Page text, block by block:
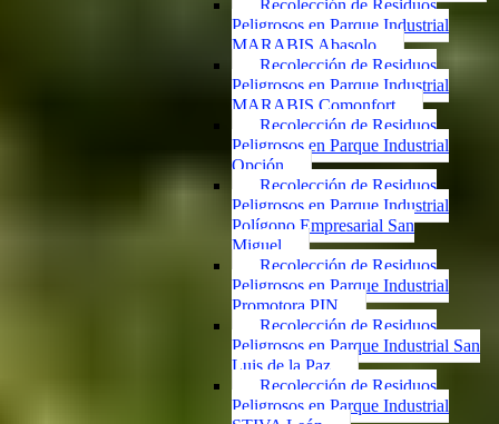
Recolección de Residuos
Peligrosos en Parque Industrial
MARABIS Abasolo
Recolección de Residuos
Peligrosos en Parque Industrial
MARABIS Comonfort
Recolección de Residuos
Peligrosos en Parque Industrial
Opción
Recolección de Residuos
Peligrosos en Parque Industrial
Polígono Empresarial San
Miguel
Recolección de Residuos
Peligrosos en Parque Industrial
Promotora PIN
Recolección de Residuos
Peligrosos en Parque Industrial San
Luis de la Paz
Recolección de Residuos
Peligrosos en Parque Industrial